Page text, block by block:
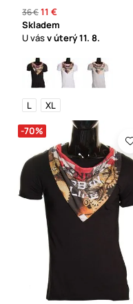
36 €11 €
Skladem
U vásv úterý11. 8.
L XL
-70%